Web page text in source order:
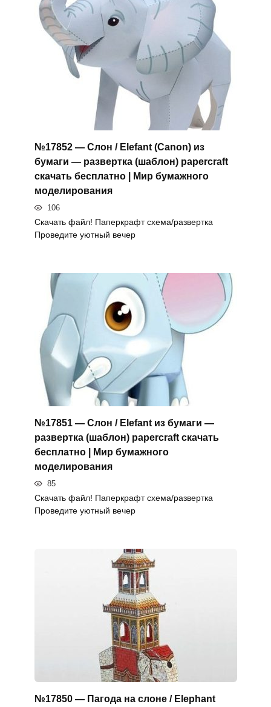
№17852 — Слон / Elefant (Canon) из
бумаги — развертка (шаблон) papercraft
скачать бесплатно | Мир бумажного
моделирования
106
Скачать файл! Паперкрафт схема/развертка
Проведите уютный вечер
№17851 — Слон / Elefant из бумаги —
развертка (шаблон) papercraft скачать
бесплатно | Мир бумажного
моделирования
85
Скачать файл! Паперкрафт схема/развертка
Проведите уютный вечер
№17850 — Пагода на слоне / Elephant